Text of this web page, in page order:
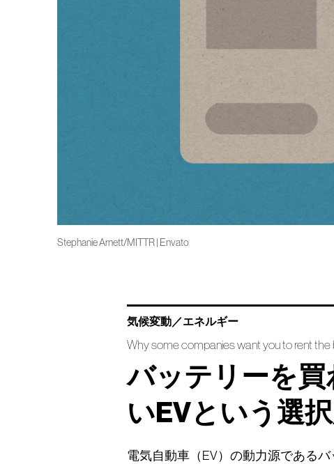
Stephanie Arnett/MITTR | Envato
気候変動／エネルギー
Why some companies want you to rent the
バッテリーを
いEVという選
電気自動車（EV）の動力源である